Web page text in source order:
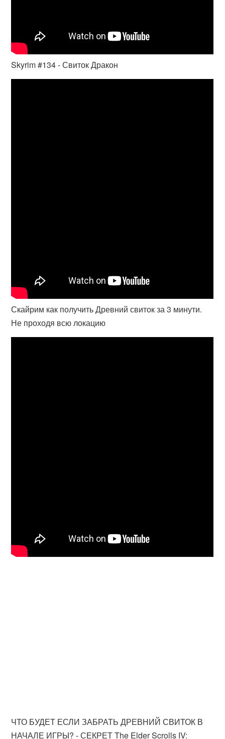
Skyrim #134 - Свиток Дракон
Скайрим как получить Древний свиток за 3 минути.
Не проходя всю локацию
ЧТО БУДЕТ ЕСЛИ ЗАБРАТЬ ДРЕВНИЙ СВИТОК В
НАЧАЛЕ ИГРЫ? - СЕКРЕТ The Elder Scrolls IV: